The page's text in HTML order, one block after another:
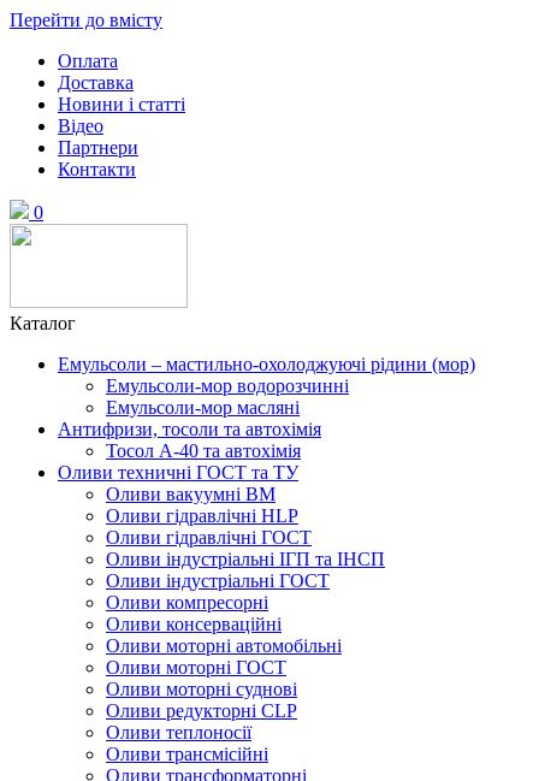
Перейти до вмісту
Оплата
Доставка
Новини і статті
Відео
Партнери
Контакти
0
Каталог
Емульсоли – мастильно-охолоджуючі рідини (мор)
Емульсоли-мор водорозчинні
Емульсоли-мор масляні
Антифризи, тосоли та автохімія
Тосол А-40 та автохімія
Оливи техничні ГОСТ та ТУ
Оливи вакуумні ВМ
Оливи гідравлічні HLP
Оливи гідравлічні ГОСТ
Оливи індустріальні ІГП та ІНСП
Оливи індустріальні ГОСТ
Оливи компресорні
Оливи консерваційні
Оливи моторні автомобільні
Оливи моторні ГОСТ
Оливи моторні суднові
Оливи редукторні CLP
Оливи теплоносії
Оливи трансмісійні
Оливи трансформаторні